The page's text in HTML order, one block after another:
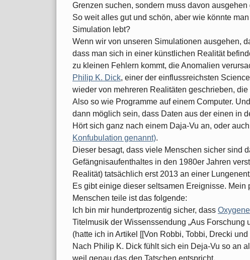
Grenzen suchen, sondern muss davon
So weit alles gut und schön, aber wie könnte
Simulation lebt?
Wenn wir von unseren Simulationen ausgehen,
dass man sich in einer künstlichen Realität
zu kleinen Fehlern kommt, die Anomalien
Philip K. Dick, einer der einflussreichsten
wieder von mehreren Realitäten geschrieben,
Also so wie Programme auf einem Computer.
dann möglich sein, dass Daten aus der einen in
Hört sich ganz nach einem Daja-Vu an, oder
Konfubulation genannt).
Dieser besagt, dass viele Menschen sicher sind
Gefängnisaufenthaltes in den 1980er Jahren
Realität) tatsächlich erst 2013 an einer
Es gibt einige dieser seltsamen Ereignisse.
Menschen teile ist das folgende:
Ich bin mir hundertprozentig sicher, dass
Titelmusik der Wissenssendung „Aus Forschung
(hatte ich in Artikel [[Von Robbi, Tobbi, Drecki
Nach Philip K. Dick fühlt sich ein Deja-Vu so an
weil genau das den Tatschen entspricht.